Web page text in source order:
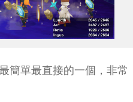
簡單最直接的一個，非常